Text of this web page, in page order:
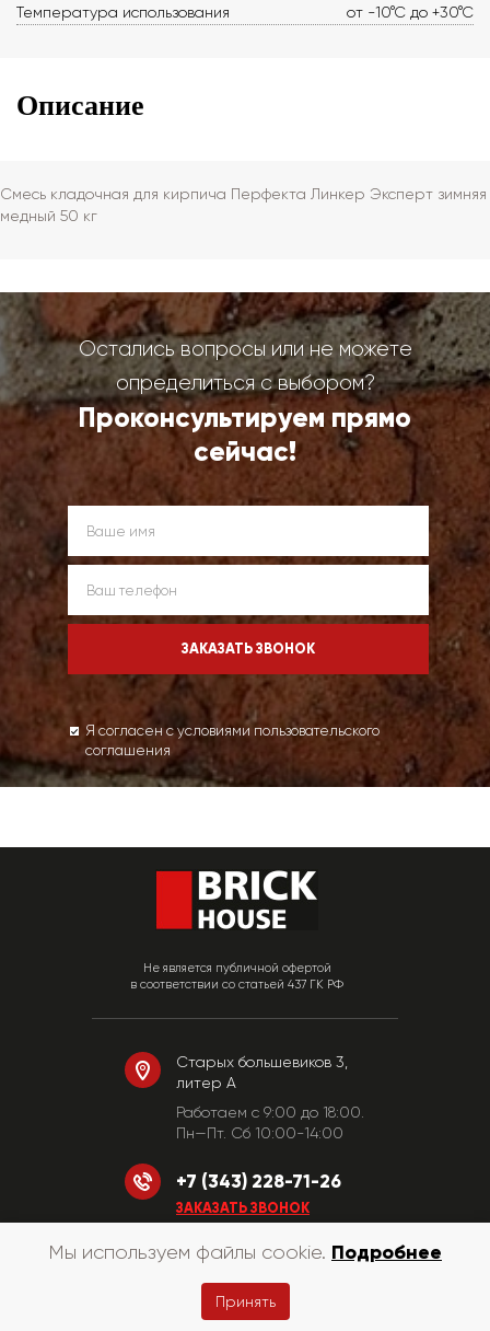
Температура использования
от -10°С до +30°С
Описание
Смесь кладочная для кирпича Перфекта Линкер Эксперт зимняя
медный 50 кг
Остались вопросы или не можете
определиться с выбором?
Проконсультируем прямо
сейчас!
Я согласен с условиями пользовательского
соглашения
Не является публичной офертой
в соответствии со статьей 437 ГК РФ
Старых большевиков 3,
литер А
Работаем c 9:00 до 18:00.
Пн—Пт. Сб 10:00-14:00
+7 (343) 228-71-26
ЗАКАЗАТЬ ЗВОНОК
© «КирпичХаус» 2010-2026
Мы используем файлы cookie. Подробнее
Принять